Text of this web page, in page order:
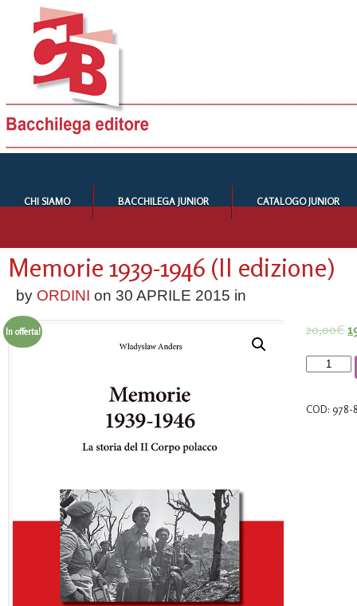
CHI SIAMO BACCHILEGA JUNIOR CATALOGO JUNIOR
Memorie 1939-1946 (II edizione)
by ORDINI on 30 APRILE 2015 in
In offerta! 20,00€
Memorie
1946
COD:978-